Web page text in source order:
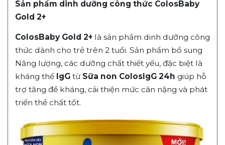
Sản phẩm dinh dưỡng công thức ColosBaby
Gold 2+
ColosBaby Gold 2+ là sản phẩm dinh dưỡng công
thức dành cho trẻ trên 2 tuổi. Sản phẩm bổ sung
Năng lượng, các dưỡng chất thiết yếu, đặc biệt là
kháng thể IgG từ Sữa non ColosIgG 24h giúp hỗ
trợ tăng đề kháng, cải thiện mức cân nặng và phát
triển thể chất tốt.